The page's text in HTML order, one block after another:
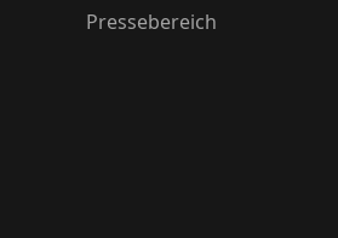
Pressebereich